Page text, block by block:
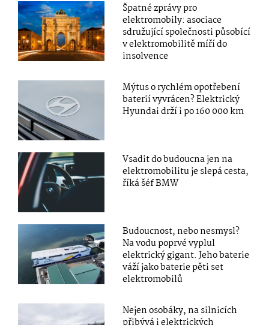
Špatné zprávy pro
elektromobily: asociace
sdružující společnosti působící
v elektromobilitě míří do
insolvence
Mýtus o rychlém opotřebení
baterií vyvrácen? Elektrický
Hyundai drží i po 160 000 km
Vsadit do budoucna jen na
elektromobilitu je slepá cesta,
říká šéf BMW
Budoucnost, nebo nesmysl?
Na vodu poprvé vyplul
elektrický gigant. Jeho baterie
váží jako baterie pěti set
elektromobilů
Nejen osobáky, na silnicích